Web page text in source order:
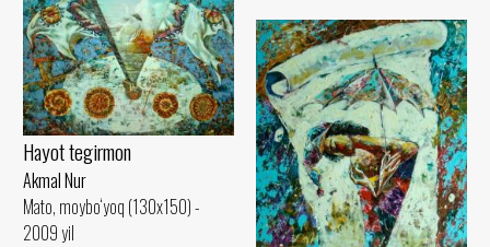
Hayot tegirmon
Akmal Nur
Mato, moybo‘yoq (130x150) -
2009 yil